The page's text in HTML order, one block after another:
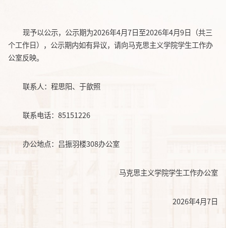
现予以公示，公示期为2026年4月7日至2026年4月9日（共三
个工作日），公示期内如有异议，请向马克思主义学院学生工作办
公室反映。
联系人：程思阳、于歆照
联系电话：85151226
办公地点：吕振羽楼308办公室
马克思主义学院学生工作办公室
2026年4月7日